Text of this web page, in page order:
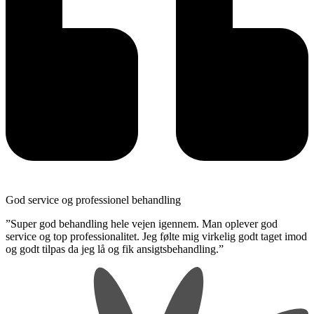
God service og professionel behandling
​”Super god behandling hele vejen igennem. Man oplever god
service og top professionalitet. Jeg følte mig virkelig godt taget imod
og godt tilpas da jeg lå og fik ansigtsbehandling.”